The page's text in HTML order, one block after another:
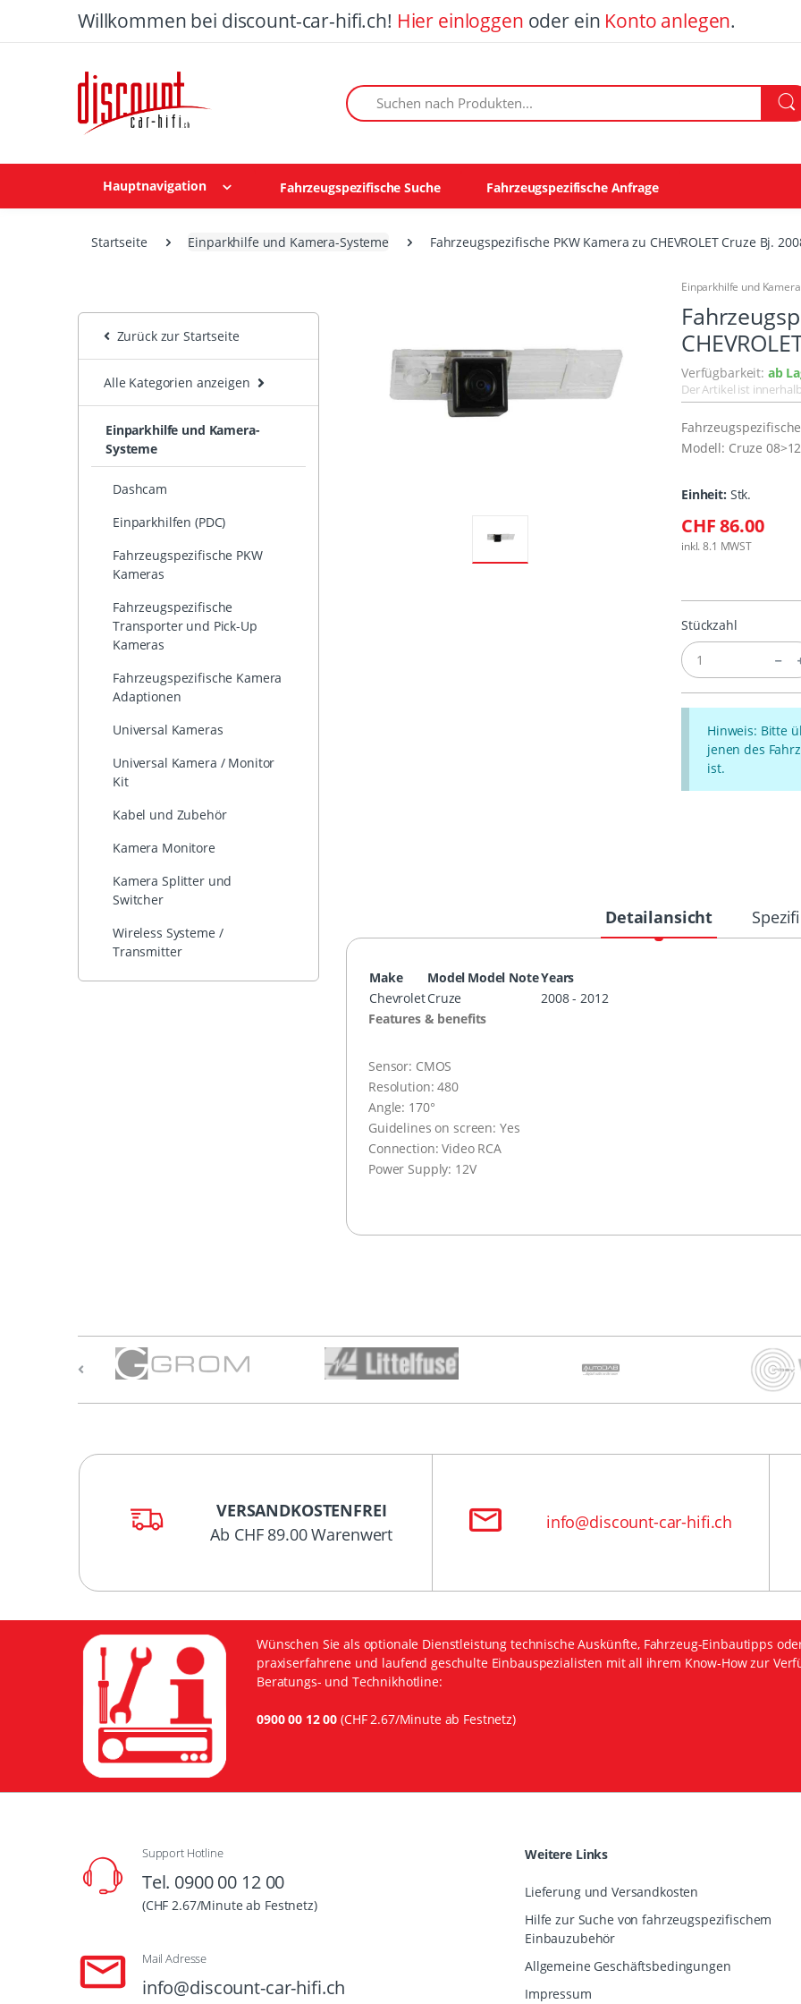
Willkommen bei discount-car-hifi.ch! Hier einloggen oder ein Konto anlegen.
Suchen nach Produkten:
Hauptnavigation Fahrzeugspezifische Suche Fahrzeugspezifische Anfrage
Startseite Einparkhilfe und Kamera-Systeme Fahrzeugspezifische PKW Kamera zu CHEVROLET Cruze Bj.
Zurück zur Startseite
Alle Kategorien anzeigen
Einparkhilfe und Kamera-
Systeme
Dashcam
Einparkhilfen (PDC)
Fahrzeugspezifische PKW
Kameras
Fahrzeugspezifische
Transporter und Pick-Up
Kameras
Fahrzeugspezifische Kamera
Adaptionen
Universal Kameras
Universal Kamera / Monitor
Kit
Kabel und Zubehör
Kamera Monitore
Kamera Splitter und
Switcher
Wireless Systeme /
Transmitter
Einparkhilfe und
Verfügbarkeit: ab
Der Artikel ist
Modell: Cruze 08>12
Einheit: Stk.
CHF 86.00
inkl. 8.1 MWST
Stückzahl
Hinweis: Bitte
jenen des
ist.
Detailansicht
Make Model Model NoteYears
ChevroletCruze
2008 - 2012
Features & benefits
Sensor: CMOS
Resolution: 480
Angle: 170°
Guidelines on screen: Yes
Connection: Video RCA
Power Supply: 12V
VERSANDKOSTENFREI
Ab CHF 89.00 Warenwert
info@discount-car-hifi.ch
Wünschen Sie als optionale Dienstleistung technische Auskünfte, Fahrzeug-Einbautipps
praxiserfahrene und laufend geschulte Einbauspezialisten mit all ihrem Know-How zur
Beratungs- und Technikhotline:
0900 00 12 00 (CHF 2.67/Minute ab Festnetz)
Support Hotline
Tel. 0900 00 12 00
(CHF 2.67/Minute ab Festnetz)
Mail Adresse
info@discount-car-hifi.ch
Weitere Links
Lieferung und Versandkosten
Hilfe zur Suche von fahrzeugspezifischem
Einbauzubehör
Allgemeine Geschäftsbedingungen
Impressum